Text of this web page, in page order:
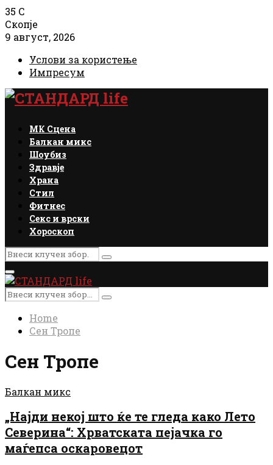
35 C
Скопје
9 август, 2026
Услови за користење
Импресум
Facebook
Instagram
Email
Rss
МК Сцена
Балкан микс
Шоубиз
Здравје
Храна
Стил
Фитнес
Секс и врски
Хороскоп
Search
for:
Search
Primary
Menu
Search
for:
Search
Home
Сен Тропе
Сен Тропе
Балкан микс
„Најди некој што ќе те гледа како Лето
Северина“: Хрватската пејачка го
маѓепса оскаровецот